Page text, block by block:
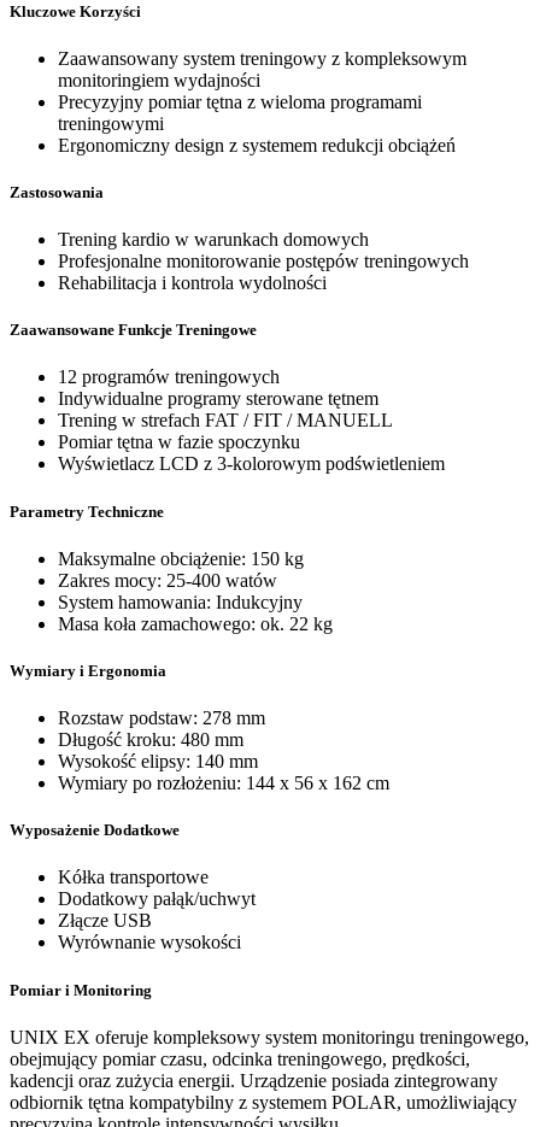
Kluczowe Korzyści
Zaawansowany system treningowy z kompleksowym
monitoringiem wydajności
Precyzyjny pomiar tętna z wieloma programami
treningowymi
Ergonomiczny design z systemem redukcji obciążeń
Zastosowania
Trening kardio w warunkach domowych
Profesjonalne monitorowanie postępów treningowych
Rehabilitacja i kontrola wydolności
Zaawansowane Funkcje Treningowe
12 programów treningowych
Indywidualne programy sterowane tętnem
Trening w strefach FAT / FIT / MANUELL
Pomiar tętna w fazie spoczynku
Wyświetlacz LCD z 3-kolorowym podświetleniem
Parametry Techniczne
Maksymalne obciążenie: 150 kg
Zakres mocy: 25-400 watów
System hamowania: Indukcyjny
Masa koła zamachowego: ok. 22 kg
Wymiary i Ergonomia
Rozstaw podstaw: 278 mm
Długość kroku: 480 mm
Wysokość elipsy: 140 mm
Wymiary po rozłożeniu: 144 x 56 x 162 cm
Wyposażenie Dodatkowe
Kółka transportowe
Dodatkowy pałąk/uchwyt
Złącze USB
Wyrównanie wysokości
Pomiar i Monitoring
UNIX EX oferuje kompleksowy system monitoringu treningowego,
obejmujący pomiar czasu, odcinka treningowego, prędkości,
kadencji oraz zużycia energii. Urządzenie posiada zintegrowany
odbiornik tętna kompatybilny z systemem POLAR, umożliwiający